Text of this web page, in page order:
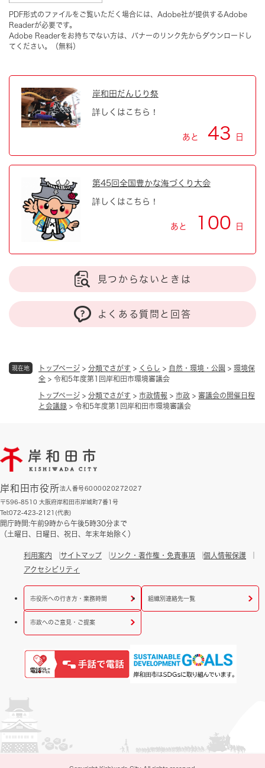
現在地 トップページ > 分類でさがす > くらし > 自然・環境・公園 > 環境保
全 > 令和5年度第1回岸和田市環境審議会
トップページ > 分類でさがす > 市政情報 > 市政 > 審議会の開催日程
と会議録 > 令和5年度第1回岸和田市環境審議会
PDF形式のファイルをご覧いただく場合には、Adobe社が提供するAdobe
Readerが必要です。
Adobe Readerをお持ちでない方は、バナーのリンク先からダウンロードし
てください。（無料）
岸和田だんじり祭
詳しくはこちら！
あと 43 日
第45回全国豊かな海づくり大会
詳しくはこちら！
あと 100 日
見つからないときは
よくある質問と回答
岸和田市役所法人番号6000020272027
〒596-8510 大阪府岸和田市岸城町7番1号
Tel:072-423-2121(代表)
開庁時間:午前9時から午後5時30分まで
（土曜日、日曜日、祝日、年末年始除く）
利用案内 サイトマップ リンク・著作権・免責事項
個人情報保護
アクセシビリティ
市役所への行き方・業務時間 組織別連絡先一覧
市政へのご意見・ご提案